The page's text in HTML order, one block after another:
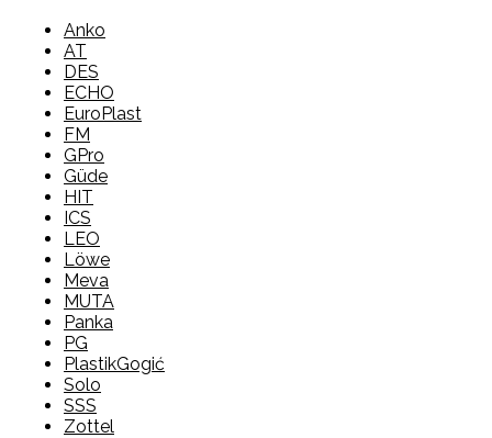
Anko
AT
DES
ECHO
EuroPlast
FM
GPro
Güde
HIT
ICS
LEO
Löwe
Meva
MUTA
Panka
PG
PlastikGogić
Solo
SSS
Zottel